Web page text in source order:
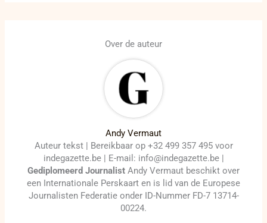
Over de auteur
Andy Vermaut
Auteur tekst | Bereikbaar op +32 499 357 495 voor
indegazette.be | E-mail: info@indegazette.be |
Gediplomeerd Journalist Andy Vermaut beschikt over
een Internationale Perskaart en is lid van de Europese
Journalisten Federatie onder ID-Nummer FD-7 13714-
00224.